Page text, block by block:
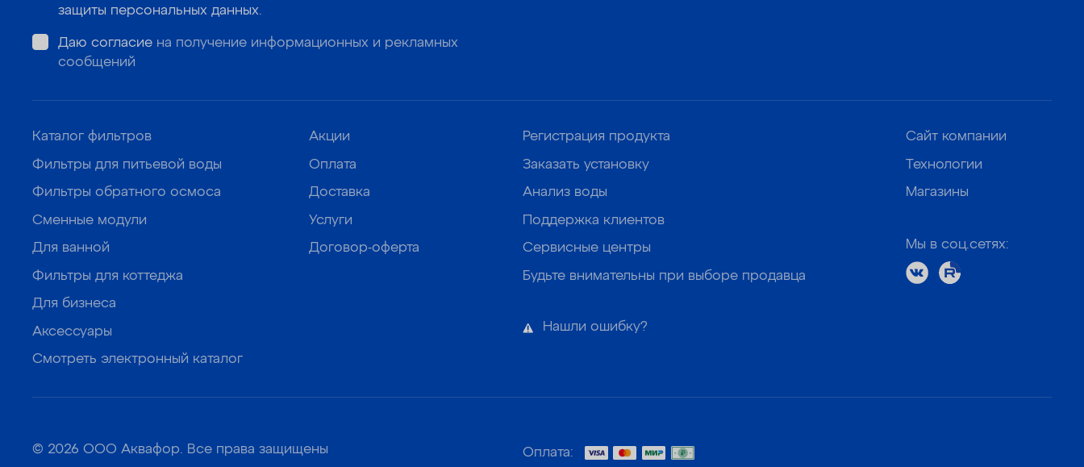
защиты персональных данных.
Даю согласиена получение информационных и рекламных
сообщений
Каталог фильтров
Фильтры для питьевой воды
Фильтры обратного осмоса
Сменные модули
Для ванной
Фильтры для коттеджа
Для бизнеса
Аксессуары
Смотреть электронный каталог
Акции
Оплата
Доставка
Услуги
Договор-оферта
Регистрация продукта
Заказать установку
Анализ воды
Поддержка клиентов
Сервисные центры
Будьте внимательны при выборе продавца
Нашли ошибку?
Сайт компании
Технологии
Магазины
Мы в соц.сетях:
© 2026 ООО Аквафор. Все права защищены Оплата: